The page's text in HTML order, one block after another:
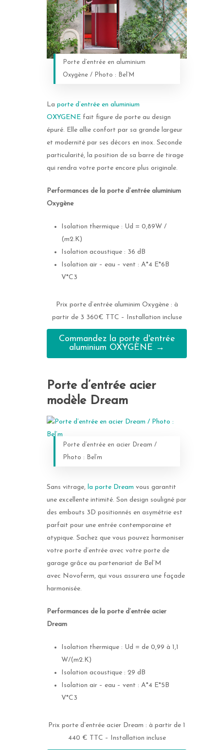
Porte d’entrée en aluminium
Oxygène / Photo : Bel’M
La porte d’entrée en aluminium
OXYGENE fait figure de porte au design
épuré. Elle allie confort par sa grande largeur
et modernité par ses décors en inox. Seconde
particularité, la position de sa barre de tirage
qui rendra votre porte encore plus originale.
Performances de la porte d’entrée aluminium
Oxygène
Isolation thermique : Ud = 0,89W /
(m2.K)
Isolation acoustique : 36 dB
Isolation air – eau – vent : A*4 E*6B
V*C3
Prix porte d’entrée aluminim Oxygène : à
partir de 3 360€ TTC – Installation incluse
Commandez la porte d'entrée
aluminium OXYGÈNE →
Porte d’entrée acier
modèle Dream
Porte d’entrée en acier Dream /
Photo : Bel’m
Sans vitrage, la porte Dream vous garantit
une excellente intimité. Son design souligné par
des embouts 3D positionnés en asymétrie est
parfait pour une entrée contemporaine et
atypique. Sachez que vous pouvez harmoniser
votre porte d’entrée avec votre porte de
garage grâce au partenariat de Bel’M
avec Novoferm, qui vous assurera une façade
harmonisée.
Performances de la porte d’entrée acier
Dream
Isolation thermique : Ud = de 0,99 à 1,1
W/(m2.K)
Isolation acoustique : 29 dB
Isolation air – eau – vent : A*4 E*5B
V*C3
Prix porte d’entrée acier Dream : à partir de 1
440 € TTC – Installation incluse
Fenêtre
Fenêtre mixtes
Portail battant
Porte d’entrée
Porte d’entrée Acier